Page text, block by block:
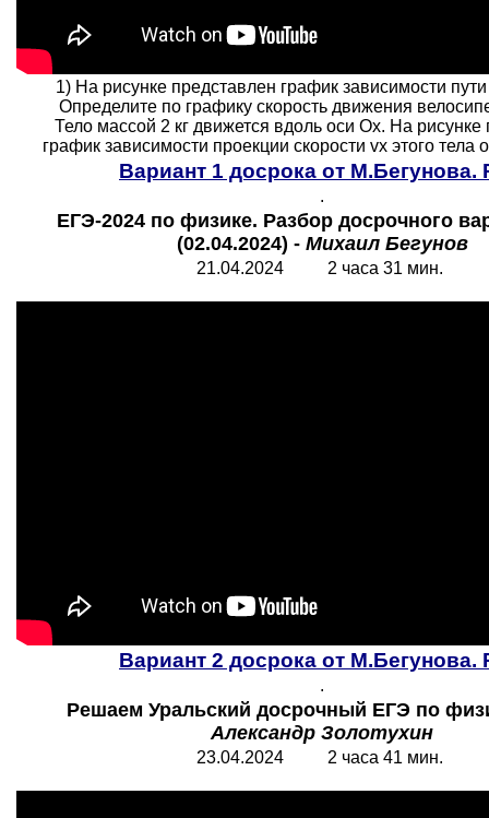
1) На рисунке представлен график зависимости
Определите по графику скорость движения
Тело массой 2 кг движется вдоль оси Ох. На рисунке
график зависимости проекции скорости vx этого тела
Вариант 1 досрока от М.Бегунова.
.
ЕГЭ-2024 по физике. Разбор досрочного
(02.04.2024) - Михаил Бегунов
21.04.2024 2 часа 31 мин.
Вариант 2 досрока от М.Бегунова.
.
Решаем Уральский досрочный ЕГЭ по
Александр Золотухин
23.04.2024 2 часа 41 мин.